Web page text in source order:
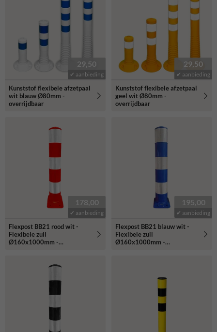
29,50
✔ aanbieding
Kunststof flexibele afzetpaal
wit blauw Ø80mm -
overrijdbaar
29,50
✔ aanbieding
Kunststof flexibele afzetpaal
geel wit Ø80mm -
overrijdbaar
178,00
✔ aanbieding
Flexpost BB21 rood wit -
Flexibele zuil
Ø160x1000mm -
195,00
✔ aanbieding
Flexpost BB21 blauw wit -
Flexibele zuil
Ø160x1000mm -